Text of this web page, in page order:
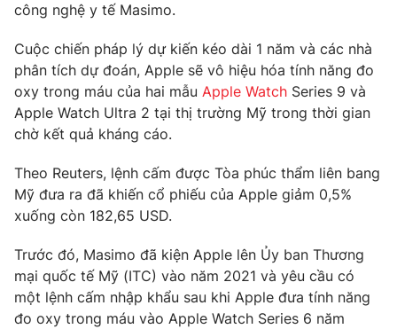
Phim VTV
Hậu trường
Nhân vật
Khán giả
Giải sao mai
Giải trí
Điện ảnh
Âm nhạc
Sao
Đời sống
Du lịch
Làm đẹp
Chất lượng cuộc sống
Giáo dục
Học trực tuyến
Công nghệ
Hitech Công nghệ tương lai
Sản phẩm
Thị trường
Tư vấn
Giao lưu trực tuyến
Lịch phát sóng
công nghệ y tế Masimo.
Cuộc chiến pháp lý dự kiến kéo dài 1 năm và các nhà
phân tích dự đoán, Apple sẽ vô hiệu hóa tính năng đo
oxy trong máu của hai mẫu Apple Watch Series 9 và
Apple Watch Ultra 2 tại thị trường Mỹ trong thời gian
chờ kết quả kháng cáo.
Theo Reuters, lệnh cấm được Tòa phúc thẩm liên bang
Mỹ đưa ra đã khiến cổ phiếu của Apple giảm 0,5%
xuống còn 182,65 USD.
Trước đó, Masimo đã kiện Apple lên Ủy ban Thương
mại quốc tế Mỹ (ITC) vào năm 2021 và yêu cầu có
một lệnh cấm nhập khẩu sau khi Apple đưa tính năng
đo oxy trong máu vào Apple Watch Series 6 năm